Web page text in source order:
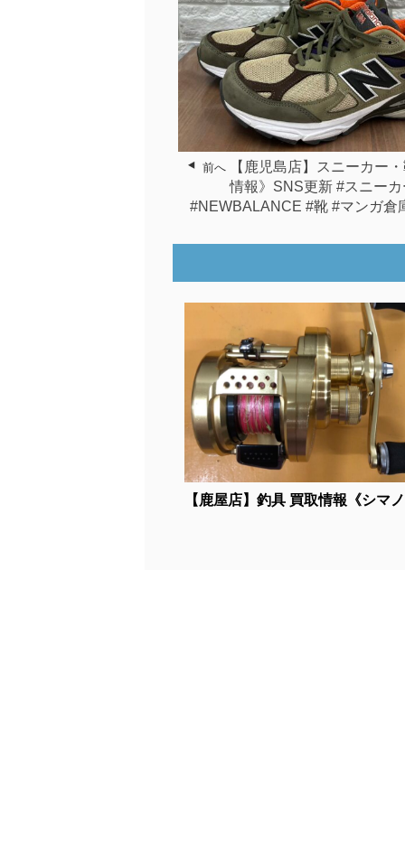
前へ
【鹿児島店】スニーカー
情報》SNS更新 #スニーカ
#NEWBALANCE #靴 #マンガ倉
【鹿屋店】釣具 買取情報《シマ